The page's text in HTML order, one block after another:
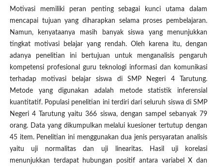
Motivasi memiliki peran penting sebagai kunci utama dalam
mencapai tujuan yang diharapkan selama proses pembelajaran.
Namun, kenyataanya masih banyak siswa yang menunjukkan
tingkat motivasi belajar yang rendah. Oleh karena itu, dengan
adanya penelitian ini bertujuan untuk menganalisis pengaruh
kompetensi profesional guru teknologi informasi dan komunikasi
terhadap motivasi belajar siswa di SMP Negeri 4 Tarutung.
Metode yang digunakan adalah metode statistik inferensial
kuantitatif. Populasi penelitian ini terdiri dari seluruh siswa di SMP
Negeri 4 Tarutung yaitu 366 siswa, dengan sampel sebanyak 79
orang. Data yang dikumpulkan melalui kuesioner tertutup dengan
45 item. Penelitian ini menggunakan dua jenis persyaratan analisis
yaitu uji normalitas dan uji linearitas. Hasil uji korelasi
menunjukkan terdapat hubungan positif antara variabel X dan